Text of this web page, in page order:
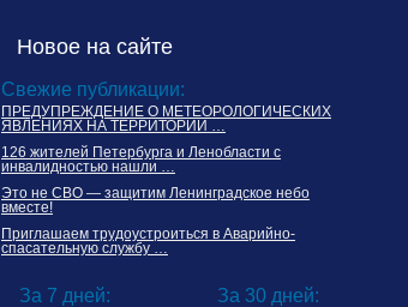
Новое на сайте
Свежие публикации:
ПРЕДУПРЕЖДЕНИЕ О МЕТЕОРОЛОГИЧЕСКИХ
ЯВЛЕНИЯХ НА ТЕРРИТОРИИ …
126 жителей Петербурга и Ленобласти с
инвалидностью нашли …
Это не СВО — защитим Ленинградское небо
вместе!
Приглашаем трудоустроиться в Аварийно-
спасательную службу …
За 7 дней: За 30 дней: